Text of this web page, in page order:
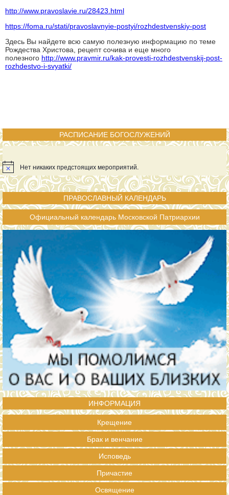
http://www.pravoslavie.ru/28423.html
https://foma.ru/stati/pravoslavnyie-postyi/rozhdestvenskiy-post
Здесь Вы найдете всю самую полезную информацию по теме
Рождества Христова, рецепт сочива и еще много
полезного http://www.pravmir.ru/kak-provesti-rozhdestvenskij-post-
rozhdestvo-i-svyatki/
РАСПИСАНИЕ БОГОСЛУЖЕНИЙ
Нет никаких предстоящих мероприятий.
ПРАВОСЛАВНЫЙ КАЛЕНДАРЬ
Официальный календарь Московской Патриархии
ИНФОРМАЦИЯ
Крещение
Брак и венчание
Исповедь
Причастие
Освящение